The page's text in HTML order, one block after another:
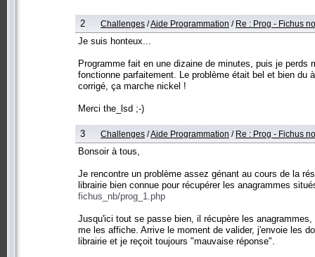
2 Challenges /Aide Programmation / Re : Prog - Fichus
Je suis honteux...
Programme fait en une dizaine de minutes, puis je perds
fonctionne parfaitement. Le problème était bel et bien
corrigé, ça marche nickel !
Merci the_lsd ;-)
3 Challenges /Aide Programmation / Re : Prog - Fichus
Bonsoir à tous,
Je rencontre un problème assez génant au cours de la
librairie bien connue pour récupérer les anagrammes
fichus_nb/prog_1.php
Jusqu'ici tout se passe bien, il récupère les
me les affiche. Arrive le moment de valider, j'envoie les
librairie et je reçoit toujours "mauvaise réponse".